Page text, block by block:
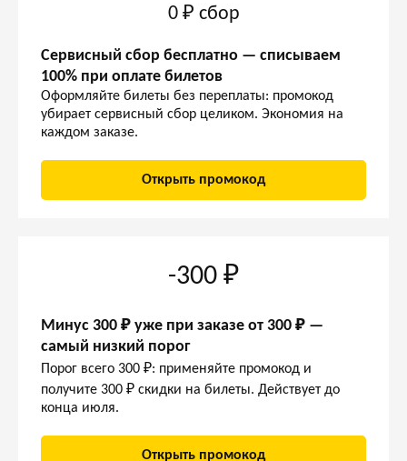
0 ₽ сбор
Сервисный сбор бесплатно — списываем
100% при оплате билетов
Оформляйте билеты без переплаты: промокод
убирает сервисный сбор целиком. Экономия на
каждом заказе.
Открыть промокод
-300 ₽
Минус 300 ₽ уже при заказе от 300 ₽ —
самый низкий порог
Порог всего 300 ₽: применяйте промокод и
получите 300 ₽ скидки на билеты. Действует до
конца июля.
Открыть промокод